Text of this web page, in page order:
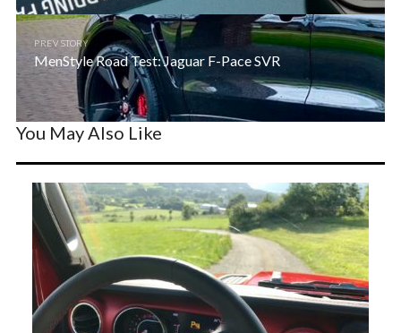
PREV STORY
MenStyle Road Test: Jaguar F-Pace SVR
You May Also Like